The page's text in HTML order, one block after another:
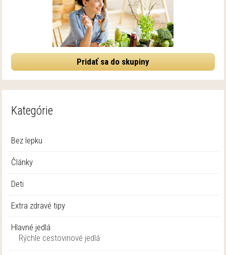
Pridať sa do skupiny
Kategórie
Bez lepku
Články
Deti
Extra zdravé tipy
Hlavné jedlá
Rýchle cestovinové jedlá